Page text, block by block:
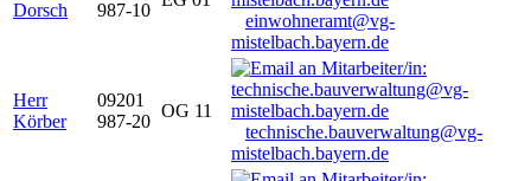
Dorsch
987-10
einwohneramt@vg-
mistelbach.bayern.de
Herr
Körber
09201
987-20
OG 11
technische.bauverwaltung@vg-
mistelbach.bayern.de